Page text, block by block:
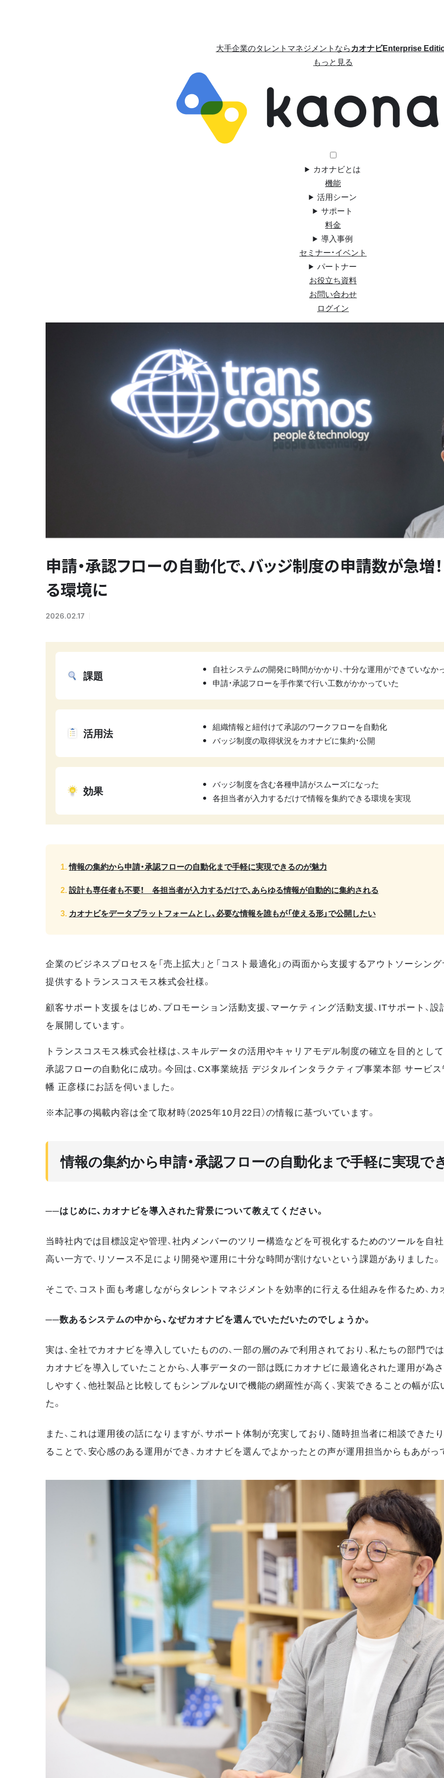
大手企業のタレントマネジメントならカオナビEnterprise
もっと見る
カオナビとは
機能
活用シーン
サポート
料金
導入事例
セミナー・イベント
パートナー
お役立ち資料
お問い合わせ
ログイン
申請・承認フローの自動化で、バッジ制度の申請数が急増
る環境に
2026.02.17
課題
自社システムの開発に時間がかかり、十分な運用ができていなか
申請・承認フローを手作業で行い工数がかかっていた
活用法
組織情報と紐付けて承認のワークフローを自動化
バッジ制度の取得状況をカオナビに集約・公開
効果
バッジ制度を含む各種申請がスムーズになった
各担当者が入力するだけで情報を集約できる環境を実現
情報の集約から申請・承認フローの自動化まで手軽に実現できるのが魅力
設計も専任者も不要！ 各担当者が入力するだけで、あらゆる情報が自動的に集約される
カオナビをデータプラットフォームとし、必要な情報を誰もが「使える形」で公開したい
企業のビジネスプロセスを「売上拡大」と「コスト最適化」の両面から支援するアウトソーシン
提供するトランスコスモス株式会社様。
顧客サポート支援をはじめ、プロモーション活動支援、マーケティング活動支援、ITサポート、
を展開しています。
トランスコスモス株式会社様は、スキルデータの活用やキャリアモデル制度の確立を目的とし
承認フローの自動化に成功。今回は、CX事業統括 デジタルインタラクティブ事業本部 サービ
幡 正彦様にお話を伺いました。
※本記事の掲載内容は全て取材時（2025年10月22日）の情報に基づいています。
情報の集約から申請・承認フローの自動化まで手軽に実現で
──はじめに、カオナビを導入された背景について教えてください。
当時社内では目標設定や管理、社内メンバーのツリー構造などを可視化するためのツールを自
高い一方で、リソース不足により開発や運用に十分な時間が割けないという課題がありました。
そこで、コスト面も考慮しながらタレントマネジメントを効率的に行える仕組みを作るため、
──数あるシステムの中から、なぜカオナビを選んでいただいたのでしょうか。
実は、全社でカオナビを導入していたものの、一部の層のみで利用されており、私たちの部門で
カオナビを導入していたことから、人事データの一部は既にカオナビに最適化された運用が為
しやすく、他社製品と比較してもシンプルなUIで機能の網羅性が高く、実装できることの幅が
た。
また、これは運用後の話になりますが、サポート体制が充実しており、随時担当者に相談できた
ることで、安心感のある運用ができ、カオナビを選んでよかったとの声が運用担当からもあがっ